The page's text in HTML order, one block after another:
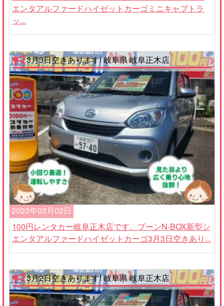
エンタアルファードハイゼットカーゴミニキャブトラ
ッ...
3月3日空きあります! 岐阜県 岐阜正木店
2023年03月02日
100円レンタカー岐阜正木店です。ブーンN-BOX新型シ
エンタアルファードハイゼットカーゴ3月3日空きあり...
3月2日空きあります! 岐阜県 岐阜正木店